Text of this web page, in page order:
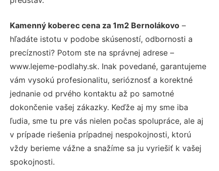
Kamenný koberec cena za 1m2 Bernolákovo –
hľadáte istotu v podobe skúseností, odbornosti a
precíznosti? Potom ste na správnej adrese –
www.lejeme-podlahy.sk. Inak povedané, garantujeme
vám vysokú profesionalitu, serióznosť a korektné
jednanie od prvého kontaktu až po samotné
dokončenie vašej zákazky. Keďže aj my sme iba
ľudia, sme tu pre vás nielen počas spolupráce, ale aj
v prípade riešenia prípadnej nespokojnosti, ktorú
vždy berieme vážne a snažíme sa ju vyriešiť k vašej
spokojnosti.